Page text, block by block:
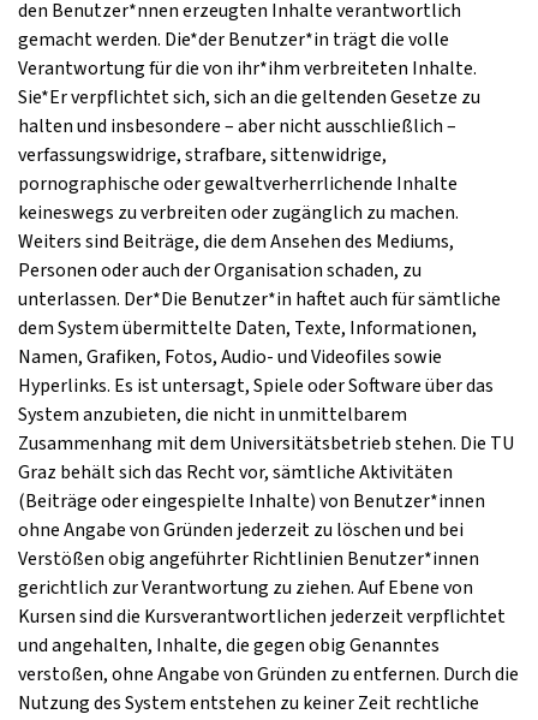
den Benutzer*nnen erzeugten Inhalte verantwortlich
gemacht werden. Die*der Benutzer*in trägt die volle
Verantwortung für die von ihr*ihm verbreiteten Inhalte.
Sie*Er verpflichtet sich, sich an die geltenden Gesetze zu
halten und insbesondere – aber nicht ausschließlich –
verfassungswidrige, strafbare, sittenwidrige,
pornographische oder gewaltverherrlichende Inhalte
keineswegs zu verbreiten oder zugänglich zu machen.
Weiters sind Beiträge, die dem Ansehen des Mediums,
Personen oder auch der Organisation schaden, zu
unterlassen. Der*Die Benutzer*in haftet auch für sämtliche
dem System übermittelte Daten, Texte, Informationen,
Namen, Grafiken, Fotos, Audio- und Videofiles sowie
Hyperlinks. Es ist untersagt, Spiele oder Software über das
System anzubieten, die nicht in unmittelbarem
Zusammenhang mit dem Universitätsbetrieb stehen. Die TU
Graz behält sich das Recht vor, sämtliche Aktivitäten
(Beiträge oder eingespielte Inhalte) von Benutzer*innen
ohne Angabe von Gründen jederzeit zu löschen und bei
Verstößen obig angeführter Richtlinien Benutzer*innen
gerichtlich zur Verantwortung zu ziehen. Auf Ebene von
Kursen sind die Kursverantwortlichen jederzeit verpflichtet
und angehalten, Inhalte, die gegen obig Genanntes
verstoßen, ohne Angabe von Gründen zu entfernen. Durch die
Nutzung des System entstehen zu keiner Zeit rechtliche